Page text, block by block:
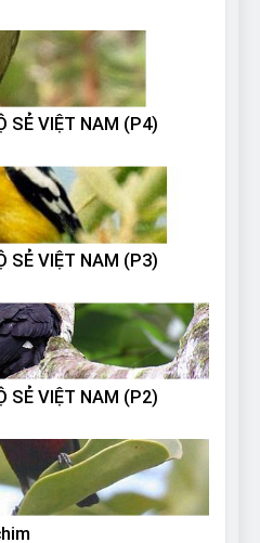
SẺ VIỆT NAM (P4)
SẺ VIỆT NAM (P3)
SẺ VIỆT NAM (P2)